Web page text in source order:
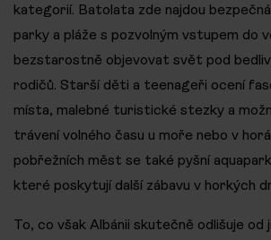
kategorií. Batolata zde najdou
parky a pláže s pozvolným vstupem do
bezstarostně objevovat svět pod
rodičů. Starší děti a teenageři ocení
místa, malebné turistické stezky a
trávení volného času u moře nebo v
pobřežních měst se také pyšní
které poskytují další zábavu v horkých
To, co však Albánii skutečně odlišuje od